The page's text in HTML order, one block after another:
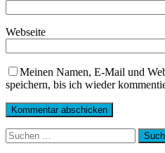
Webseite
Meinen Namen, E-Mail und
speichern, bis ich wieder
Suchen
nach: